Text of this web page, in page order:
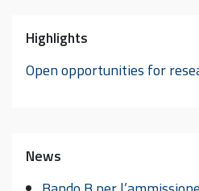
Highlights
Open opportunities for
News